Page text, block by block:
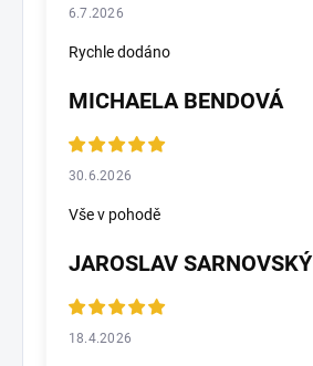
6.7.2026
Rychle dodáno
MICHAELA BENDOVÁ
30.6.2026
Vše v pohodě
JAROSLAV SARNOVSKÝ
18.4.2026